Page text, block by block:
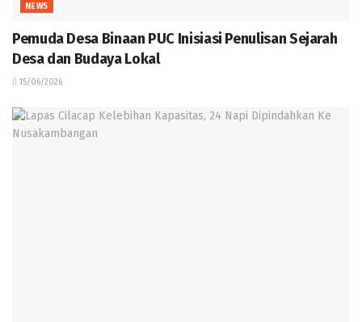
NEWS
Pemuda Desa Binaan PUC Inisiasi Penulisan Sejarah
Desa dan Budaya Lokal
15/06/2026